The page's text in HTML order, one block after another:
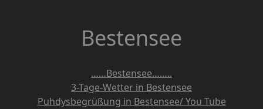
Bestensee
……Bestensee……..
3-Tage-Wetter in Bestensee
Puhdysbegrüßung in Bestensee/ You Tube